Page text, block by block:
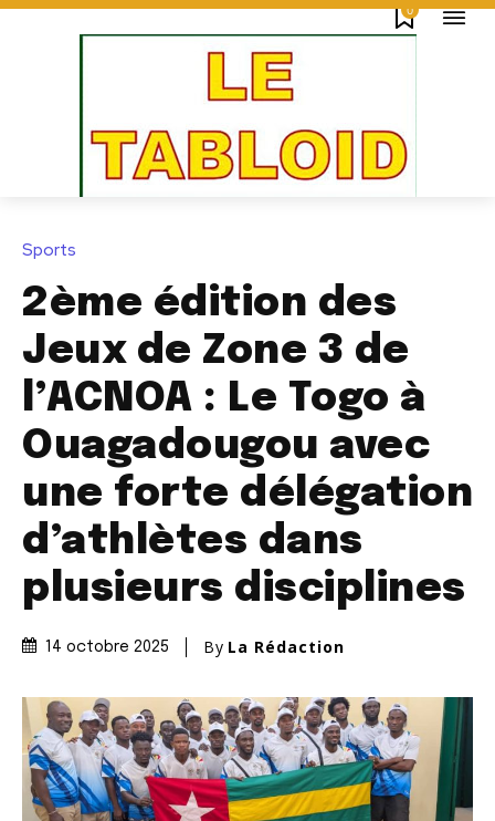
0
Sports
2ème édition des
Jeux de Zone 3 de
l’ACNOA : Le Togo à
Ouagadougou avec
une forte délégation
d’athlètes dans
plusieurs disciplines
14 octobre 2025 By La Rédaction